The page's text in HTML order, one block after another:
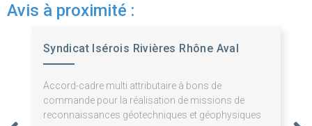
Avis à proximité :
Syndicat Isérois Rivières Rhône Aval
Accord-cadre multi attributaire à bons de
commande pour la réalisation de missions de
reconnaissances géotechniques et géophysiques